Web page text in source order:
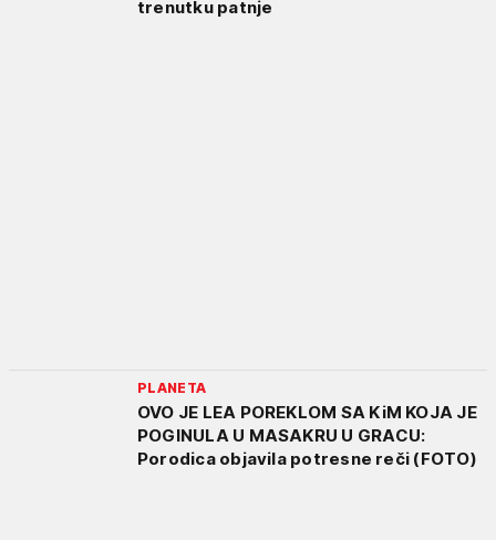
trenutku patnje
PLANETA
OVO JE LEA POREKLOM SA KiM KOJA JE
POGINULA U MASAKRU U GRACU:
Porodica objavila potresne reči (FOTO)